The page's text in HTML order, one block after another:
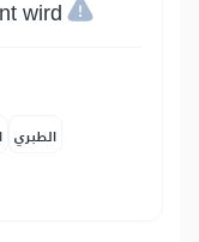
wird
الطبري